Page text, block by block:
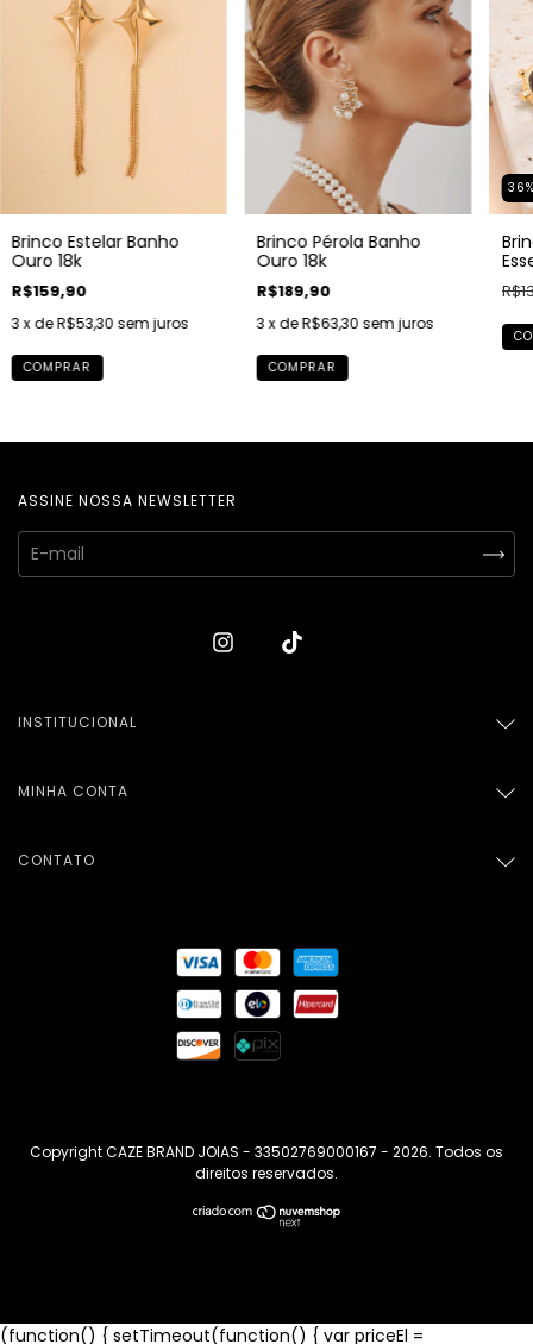
Brinco Estelar Banho
Ouro 18k
R$159,90
3 x deR$53,30 sem juros
COMPRAR
Brinco Pérola Banho
Ouro 18k
R$189,90
3 x deR$63,30 sem juros
COMPRAR
36
ASSINE NOSSA NEWSLETTER
INSTITUCIONAL
MINHA CONTA
CONTATO
Copyright CAZE BRAND JOIAS - 33502769000167 - 2026. Todos os
direitos reservados.
(function() { setTimeout(function() { var priceEl =